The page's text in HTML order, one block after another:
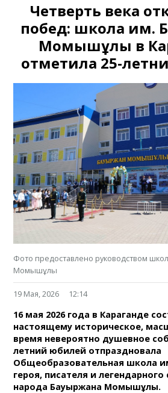
Четверть века
побед: школа им.
Момышұлы в
отметила 25-
Фото предоставлено руководством
Момышұлы
19 Мая, 2026 12:14
16 мая 2026 года в Караганде
настоящему историческое,
время невероятно душевное
летний юбилей отпраздновала
Общеобразовательная школа
героя, писателя и легендарного
народа Бауыржана Момышұлы.